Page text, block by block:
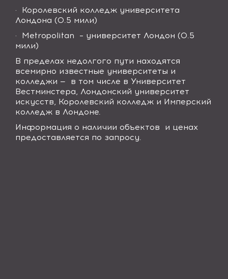
·
Королевский колледж университета
Лондона (0.5 мили)
·
Metropolitan – университет Лондон (0.5
мили)
В пределах недолгого пути находятся
всемирно известные университеты и
колледжи — в том числе в Университет
Вестминстера, Лондонский университет
искусств, Королевский колледж и Имперский
колледж в Лондоне.
Информация о наличии объектов и ценах
предоставляется по запросу.